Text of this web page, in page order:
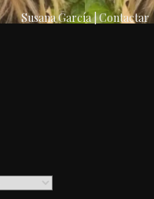
Susana García | Contactar